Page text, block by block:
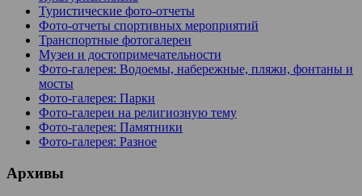
Туристические фото-отчеты
Фото-отчеты спортивных мероприятий
Транспортные фотогалереи
Музеи и достопримечательности
Фото-галерея: Водоемы, набережные, пляжи, фонтаны и
мосты
Фото-галерея: Парки
Фото-галереи на религиозную тему
Фото-галерея: Памятники
Фото-галерея: Разное
Архивы